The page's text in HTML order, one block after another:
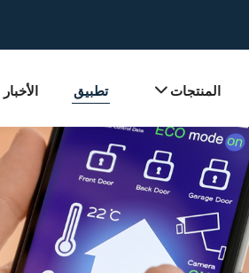
المنتجات تطبيق الأخبار